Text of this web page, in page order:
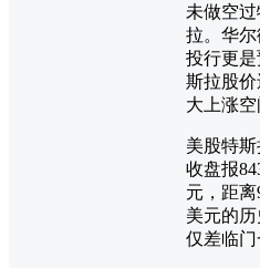
未做空
拉。华尔
投行更
斯拉股
大上涨空
美股特
收盘报
元，距离
美元的
仅差临门